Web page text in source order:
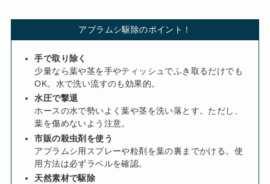
アブラムシ駆除のポイント！
手で取り除く
少量なら葉や茎を手やティッシュでふき取るだけでも
OK。水で洗い流すのも効果的。
水圧で撃退
ホースの水で勢いよく葉や茎を洗い落とす。ただし、
葉を傷めないよう注意。
市販の殺虫剤を使う
アブラムシ用スプレーや粒剤を葉の裏までかける。使
用方法は必ずラベルを確認。
天然素材で駆除